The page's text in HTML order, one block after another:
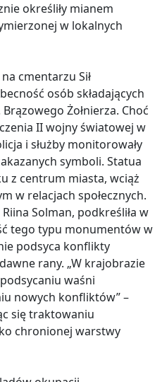
określiły mianem
w lokalnych
cmentarzu Sił
osób składających
Żołnierza. Choć
II wojny światowej w
i służby monitorowały
symboli. Statua
z centrum miasta, wciąż
w relacjach społecznych.
Solman, podkreśliła w
tego typu monumentów w
podsyca konflikty
rany. „W krajobrazie
waśni
nowych konfliktów” –
się traktowaniu
chronionej warstwy